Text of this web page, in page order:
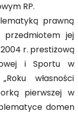
RP.
prawną
jej
r. prestiżową
i Sportu w
własności
pierwszej w
domen